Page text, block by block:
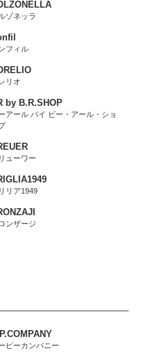
ゾネッラ
フィル
リオ
by B.R.SHOP
アール バイ ビー・アール・ショ
ューワー
リア1949
ンザージ
ピーカンパニー